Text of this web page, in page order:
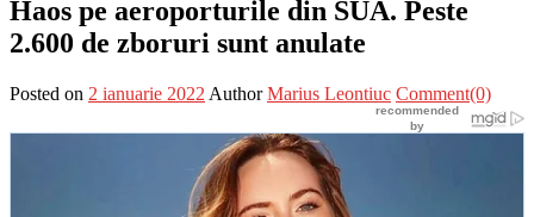
Haos pe aeroporturile din SUA. Peste
2.600 de zboruri sunt anulate
Posted on 2 ianuarie 2022 Author Marius Leontiuc Comment(0)